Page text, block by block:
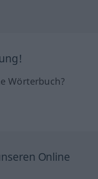
Wörterbuch?
Online